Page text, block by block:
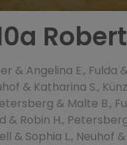
& Angelina E., Fulda
& Katharina S.,
& Malte B.,
& Robin H.,
& Sophia L., Neuhof